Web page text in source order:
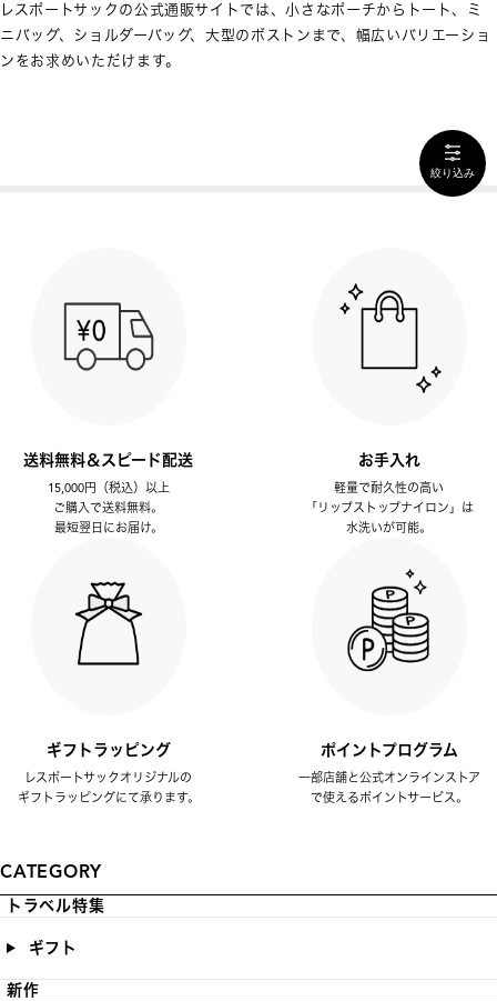
レスポートサックの公式通販サイトでは、小さなポーチからトート、ミ
ニバッグ、ショルダーバッグ、大型のボストンまで、幅広いバリエーショ
ンをお求めいただけます。
絞り込み
送料無料＆スピード配送
15,000円（税込）以上
ご購入で送料無料。
最短翌日にお届け。
お手入れ
軽量で耐久性の高い
「リップストップナイロン」は
水洗いが可能。
ギフトラッピング
レスポートサックオリジナルの
ギフトラッピングにて承ります。
ポイントプログラム
一部店舗と公式オンラインストア
で使えるポイントサービス。
CATEGORY
トラベル特集
ギフト
新作